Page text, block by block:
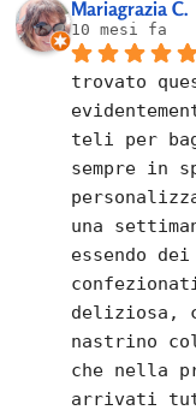
Mariagrazia C.
10 mesi fa
trovato
teli per
sempre in
una
essendo
deliziosa,
nastrino
che nella
arrivati